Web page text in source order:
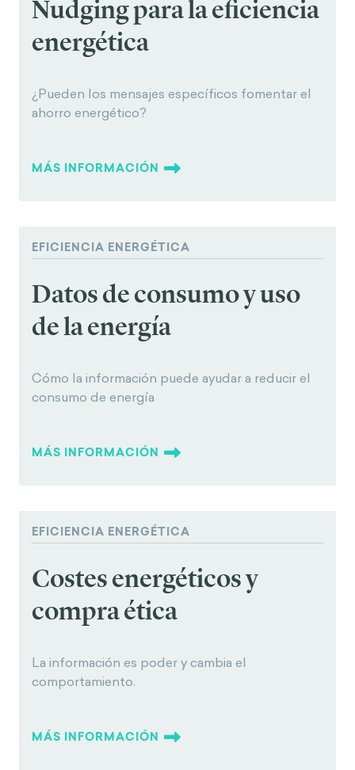
Nudging para la eficiencia
energética
¿Pueden los mensajes específicos fomentar el
ahorro energético?
MÁS INFORMACIÓN
EFICIENCIA ENERGÉTICA
Datos de consumo y uso
de la energía
Cómo la información puede ayudar a reducir el
consumo de energía
MÁS INFORMACIÓN
EFICIENCIA ENERGÉTICA
Costes energéticos y
compra ética
La información es poder y cambia el
comportamiento.
MÁS INFORMACIÓN